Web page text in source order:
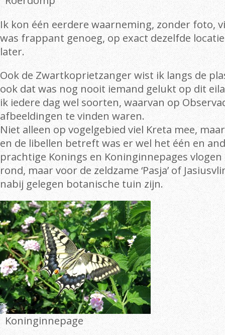
Ik kon één eerdere waarneming, zonder foto,
was frappant genoeg, op exact dezelfde
later.
Ook de Zwartkoprietzanger wist ik langs de
ook dat was nog nooit iemand gelukt op dit
ik iedere dag wel soorten, waarvan op
afbeeldingen te vinden waren.
Niet alleen op vogelgebied viel Kreta mee,
en de libellen betreft was er wel het één en
prachtige Konings en Koninginnepages
rond, maar voor de zeldzame ‘Pasja’ of
nabij gelegen botanische tuin zijn.
Koninginnepage